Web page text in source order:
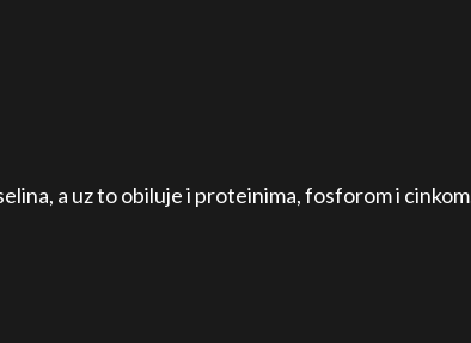
a uz to obiluje i proteinima, fosforom i